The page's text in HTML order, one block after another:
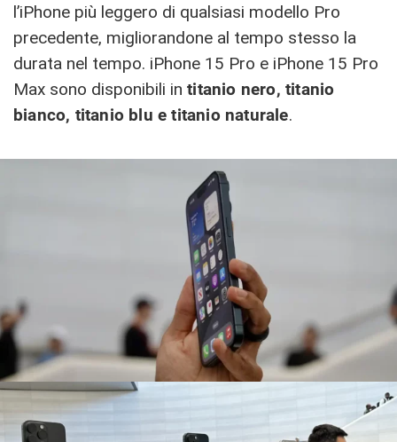
l’iPhone più leggero di qualsiasi modello Pro
precedente, migliorandone al tempo stesso la
durata nel tempo. iPhone 15 Pro‌ e iPhone 15 Pro
Max sono disponibili in titanio nero, titanio
bianco, titanio blu e titanio naturale.